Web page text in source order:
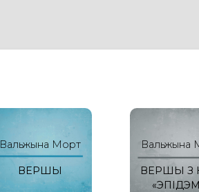
Вальжына Морт
ВЕРШЫ
Вальжына
ВЕРШЫ З